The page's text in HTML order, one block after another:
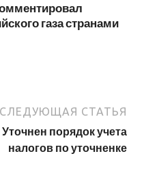
газа странами
СЛЕДУЮЩАЯ СТАТЬЯ
Уточнен порядок учета
налогов по уточненке